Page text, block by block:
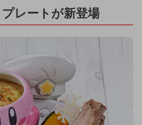
レートが新登場